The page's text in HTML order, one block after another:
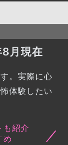
月現在
。実際に心
体験したい
も紹介
め